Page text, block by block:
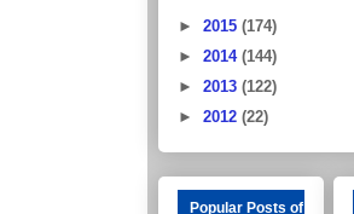
► 2015 (174)
► 2014 (144)
► 2013 (122)
► 2012 (22)
Popular Posts of